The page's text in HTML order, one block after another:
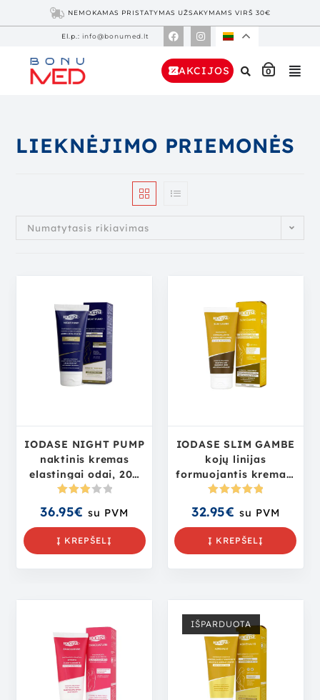
NEMOKAMAS PRISTATYMAS UŽSAKYMAMS VIRŠ 30€
El.p.: info@bonumed.lt
AKCIJOS 0
LIEKNĖJIMO PRIEMONĖS
Numatytasis rikiavimas
IODASE NIGHT PUMP
naktinis kremas
elastingai odai, 200
ml
imas:
36.95€ su PVM
Į KREPŠELĮ
IODASE SLIM GAMBE
kojų linijas
formuojantis kremas,
200 ml
s:5.00iš
32.95€ su PVM
Į KREPŠELĮ
IŠPARDUOTA